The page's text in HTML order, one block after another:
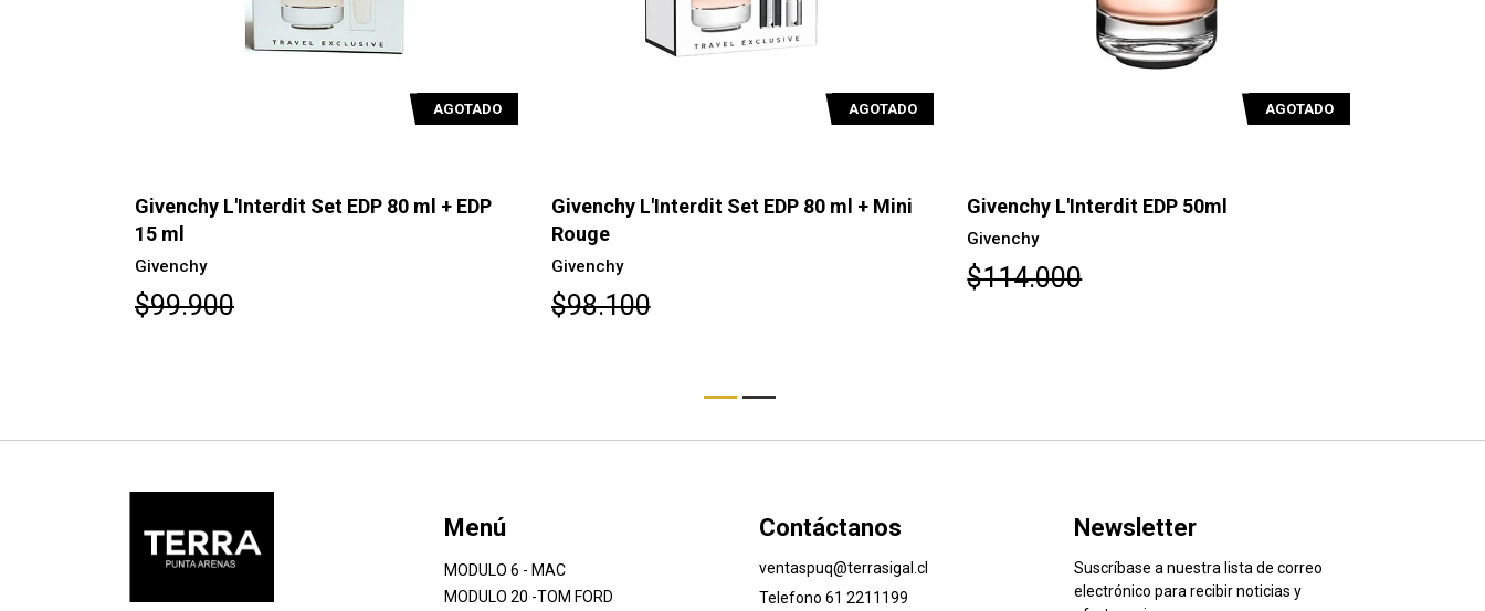
EDP 80 ml + EDP
Givenchy L'Interdit Set EDP 80 ml + Mini
$98.100
Givenchy L'Interdit EDP 50ml Givenchy L'Interdit EDP 125 ml
$161.000
Menú
MODULO 6 - MAC
MODULO 20 -TOM FORD
Contáctanos
ventaspuq@terrasigal.cl
Telefono 61 2211199
Newsletter
Suscríbase a nuestra lista de correo
electrónico para recibir noticias y